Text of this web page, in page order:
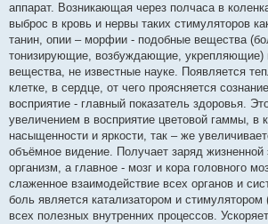
аппарат. Возникающая через полчаса в
выброс в кровь и нервы таких стимуляторов
танин, опии – морфии - подобные вещества
тонизирующие, возбуждающие, укрепляющие)
вещества, не известные науке. Появляется
клетке, в сердце, от чего проясняется
восприятие - главный показатель здоровья.
увеличением в восприятие цветовой гаммы, в
насыщенности и яркости, так – же
объёмное видение. Получает заряд жизненной
организм, а главное - мозг и кора головного
слаженное взаимодействие всех органов и
боль является катализатором и стимулятором
всех полезных внутренних процессов.